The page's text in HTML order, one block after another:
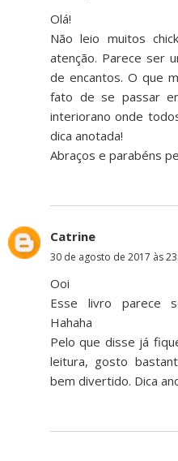
Olá!
Não leio muitos
atenção. Parece ser
de encantos. O que
fato de se passar
interiorano onde
dica anotada!
Abraços e parabéns
Catrine
30 de agosto de 2017 às
Ooi
Esse livro parece
Hahaha
Pelo que disse já
leitura, gosto
bem divertido. Dica